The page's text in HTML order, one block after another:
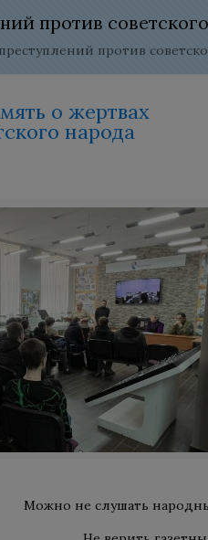
против
против
о жертвах
народа
Можно не слушать